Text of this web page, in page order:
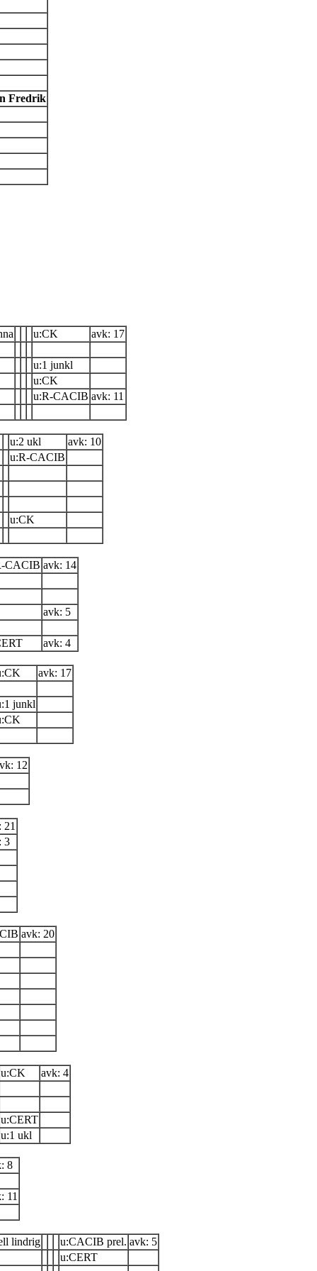
Fredrik
u:CK
avk: 17
u:1 junkl
u:CK
u:R-CACIB avk: 11
u:2 ukl
avk: 10
u:R-CACIB
u:CK
CACIB avk: 14
avk: 5
avk: 4
avk: 17
junkl
12
21
3
avk: 20
u:CK
avk: 4
u:CERT
u:1 ukl
8
11
lindrig u:CACIB prel. avk: 5
u:CERT